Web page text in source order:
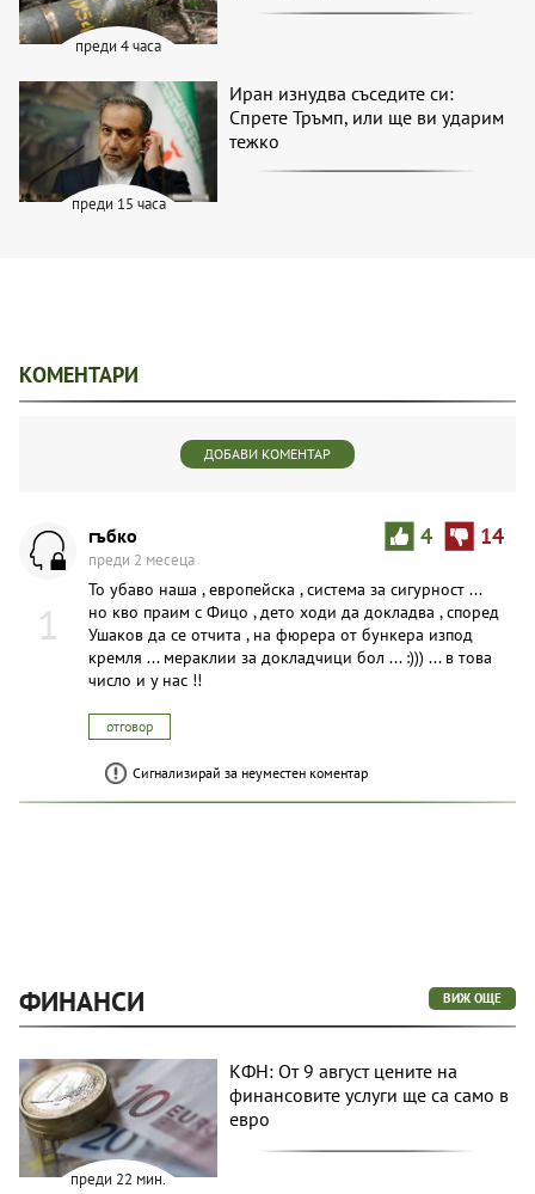
преди 4 часа
преди 15 часа
Иран изнудва съседите си:
Спрете Тръмп, или ще ви ударим
тежко
КОМЕНТАРИ
ДОБАВИ КОМЕНТАР
1
4 14
гъбко
преди 2 месеца
То убаво наша , европейска , система за сигурност ...
но кво праим с Фицо , дето ходи да докладва , според
Ушаков да се отчита , на фюрера от бункера изпод
кремля ... мераклии за докладчици бол ... :))) ... в това
число и у нас !!
отговор
Сигнализирай за неуместен коментар
ФИНАНСИ ВИЖ ОЩЕ
преди 22 мин.
КФН: От 9 август цените на
финансовите услуги ще са само в
евро